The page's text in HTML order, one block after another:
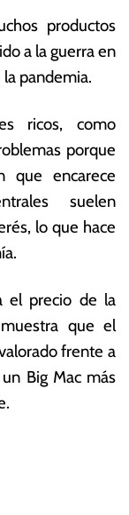
productos
a la guerra en
pandemia.
ricos, como
porque
que encarece
suelen
lo que hace
el precio de la
que el
frente a
Big Mac más